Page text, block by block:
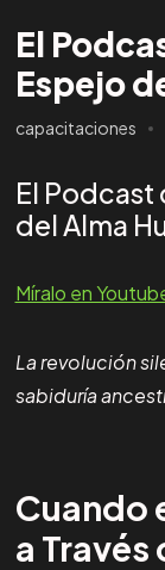
El
Espejo
capacitaciones
El Podcast
del Alma
Míralo en
La revolución
sabiduría
Cuando
a Través